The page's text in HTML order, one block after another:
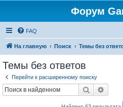
Форум
FAQ
На главную Поиск Темы без
Темы без ответов
Перейти к расширенному поиску
Поиск